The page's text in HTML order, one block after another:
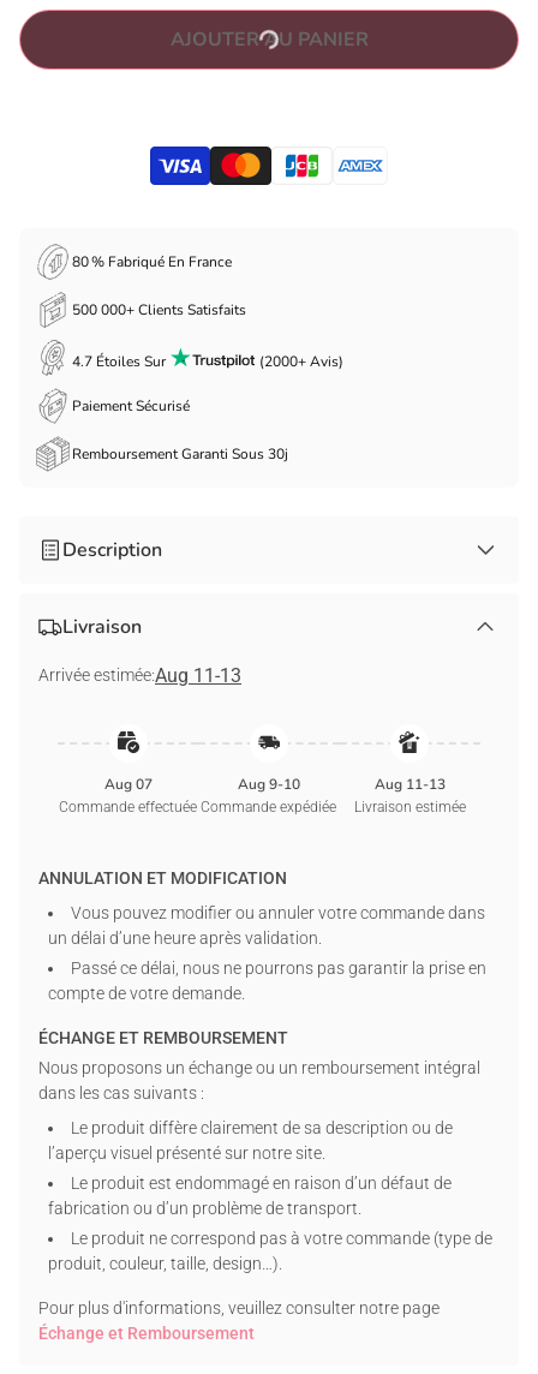
AJOUTER AU PANIER
80 % Fabriqué En France
500 000+ Clients Satisfaits
4.7 Étoiles Sur (2000+ Avis)
Paiement Sécurisé
Remboursement Garanti Sous 30j
Description
par excellence. Idéal pour un anniversaire ou une fête entre
Duo personnalisable :Modifiez les prénoms et l'apparence
notre interface.
Coton doux :Un textile haut de gamme sélectionné pour
son confort quotidien.
T-SHIRT CLASSIQUE
coton/10 % polyester) | Poids du tissu : 5,0 oz (poids moyen).
Coutures doublement renforcées à l'épaule, à la manche,
au col et à la taille.
Remarque spéciale : Les couleurs Mineral Wash ont une
légère teinte jaune et ne sont pas les mêmes en raison du
procédé de teinture spécial.
50 % coton/50 % polyester | Poids du tissu : 7,8 oz (mi-
Poignets côtelés et ourlet à la taille.
Capuche ajustable avec cordon de serrage.
Livraison
Arrivée estimée:Aug 11-13
Aug 07
Commande effectuée
Aug 9-10
Commande expédiée
Aug 11-13
Livraison estimée
ANNULATION ET MODIFICATION
Vous pouvez modifier ou annuler votre commande dans
un délai d’une heure après validation.
Passé ce délai, nous ne pourrons pas garantir la prise en
compte de votre demande.
ÉCHANGE ET REMBOURSEMENT
Nous proposons un échange ou un remboursement intégral
dans les cas suivants :
Le produit diffère clairement de sa description ou de
l’aperçu visuel présenté sur notre site.
Le produit est endommagé en raison d’un défaut de
fabrication ou d’un problème de transport.
Le produit ne correspond pas à votre commande (type de
produit, couleur, taille, design…).
Pour plus d'informations, veuillez consulter notre page
Échange et Remboursement